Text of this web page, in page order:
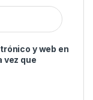
y web en
vez que